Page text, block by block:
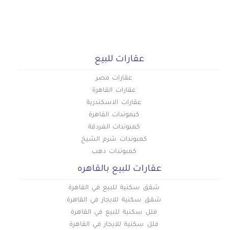
عقارات للبيع
عقارات مصر
عقارات القاهرة
عقارات الاسكندرية
كبموندات القاهرة
كمبوندات الغردقة
كمبوندات شرم الشيخ
كمبوندات دهب
عقارات للبيع بالقاهره
شقق سكنية للبيع في القاهرة
شقق سكنية للايجار في القاهرة
فلل سكنية للبيع في القاهرة
فلل سكنية للايجار في القاهرة